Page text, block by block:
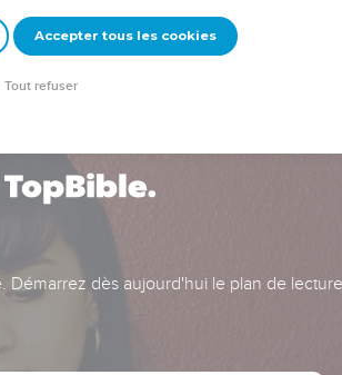
dès aujourd'hui le plan de
Accepter tous les cookies
Tout refuser